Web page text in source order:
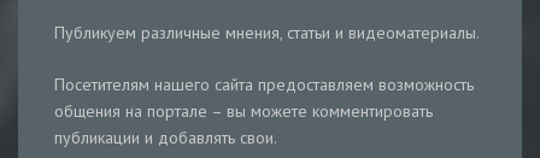
Публикуем различные мнения, статьи и видеоматериалы.
Посетителям нашего сайта предоставляем возможность
общения на портале – вы можете комментировать
публикации и добавлять свои.